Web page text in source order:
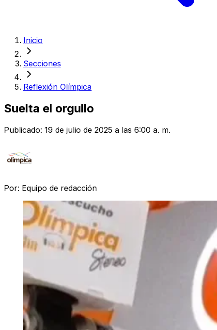
Inicio
Secciones
Reflexión Olímpica
Suelta el orgullo
Publicado: 19 de julio de 2025 a las 6:00 a. m.
Por: Equipo de redacción